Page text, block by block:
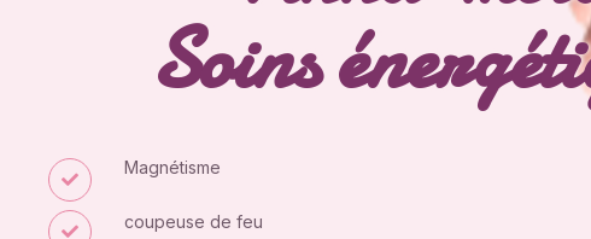
Soins
Magnétisme
coupeuse de feu